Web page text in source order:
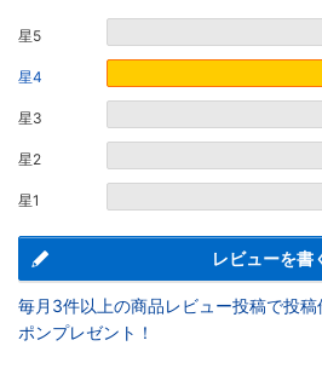
星5
星4
星3
星2
星1
レビューを書
毎月3件以上の商品レビュー投稿で投
ポンプレゼント！